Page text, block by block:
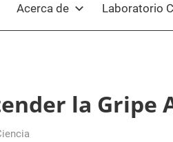
Acerca de Laboratorio
la Gripe